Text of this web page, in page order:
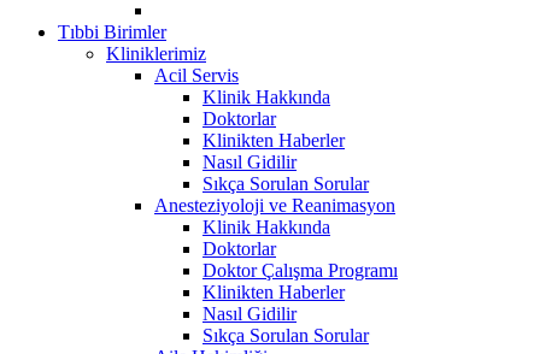
Tıbbi Birimler
Kliniklerimiz
Acil Servis
Klinik Hakkında
Doktorlar
Klinikten Haberler
Nasıl Gidilir
Sıkça Sorulan Sorular
Anesteziyoloji ve Reanimasyon
Klinik Hakkında
Doktorlar
Doktor Çalışma Programı
Klinikten Haberler
Nasıl Gidilir
Sıkça Sorulan Sorular